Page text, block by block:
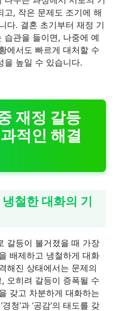
고, 작은 문제도 조기에 해
다. 결혼 초기부터 재정 기
습관을 들이면, 나중에 예
에서도 빠르게 대처할 수
을 높일 수 있습니다.
재정 갈등
적인 해결
철한 대화의 기
갈등이 불거졌을 때 가장
배제하고 냉철하게 대화
해진 상태에서는 문제의
오히려 갈등이 증폭될 수
갖고 차분하게 대화하는
청’과 ‘공감’의 태도를 갖